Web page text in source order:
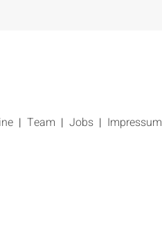
Team Jobs Impressum